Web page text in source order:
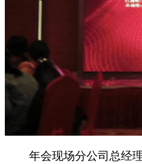
年会现场分公司总经